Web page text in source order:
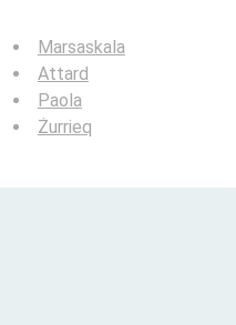
Marsaskala
Attard
Paola
Żurrieq